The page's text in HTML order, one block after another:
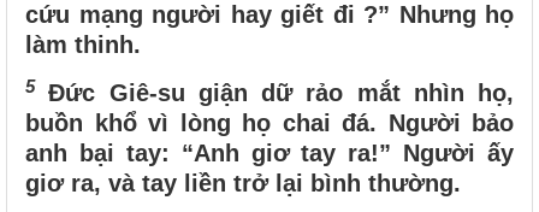
cứu mạng người hay giết đi ?” Nhưng họ
làm thinh.
5
Đức Giê-su giận dữ rảo mắt nhìn họ,
buồn khổ vì lòng họ chai đá. Người bảo
anh bại tay: “Anh giơ tay ra!” Người ấy
giơ ra, và tay liền trở lại bình thường.